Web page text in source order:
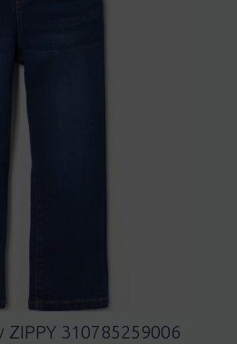
ZIPPY 310785259006